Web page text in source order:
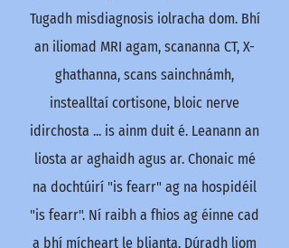
Tugadh misdiagnosis iolracha dom. Bhí
an iliomad MRI agam, scananna CT, X-
ghathanna, scans sainchnámh,
instealltaí cortisone, bloic nerve
idirchosta ... is ainm duit é. Leanann an
liosta ar aghaidh agus ar. Chonaic mé
na dochtúirí "is fearr" ag na hospidéil
"is fearr". Ní raibh a fhios ag éinne cad
a bhí mícheart le blianta. Dúradh liom